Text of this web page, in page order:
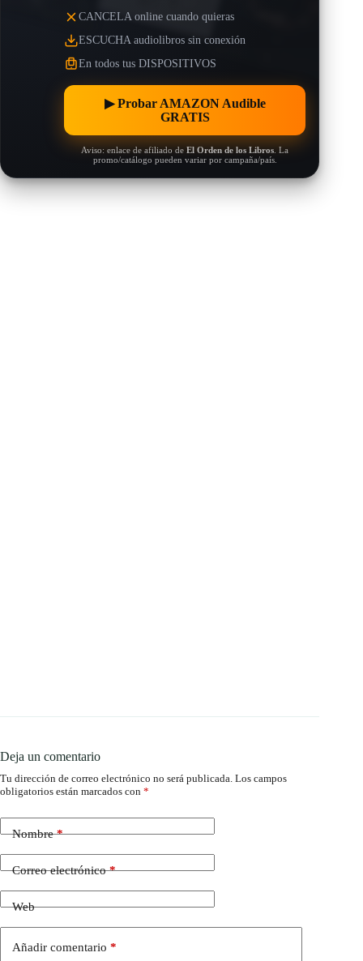
CANCELA online cuando quieras
ESCUCHA audiolibros sin conexión
En todos tus DISPOSITIVOS
▶︎ Probar AMAZON Audible
GRATIS
Aviso: enlace de afiliado deEl Orden de los Libros . La
promo/catálogo pueden variar por campaña/país.
Deja un comentario
Tu dirección de correo electrónico no será publicada. Los campos
obligatorios están marcados con *
Nombre*
Correo electrónico*
Web
Añadir comentario *